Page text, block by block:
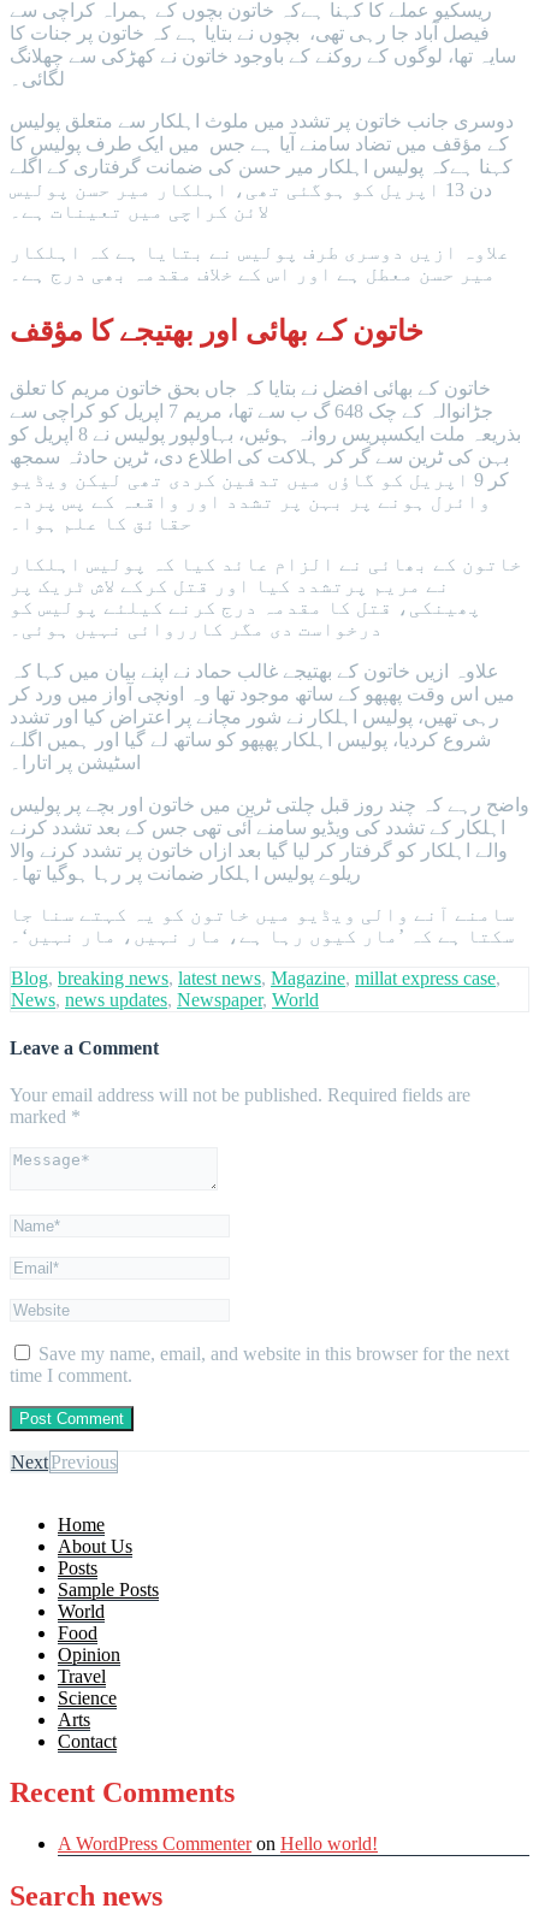
ریسکیو عملے کا کہنا ہےکہ خاتون بچوں کے ہمراہ کراچی سے
فیصل آباد جا رہی تھی، بچوں نے بتایا ہے کہ خاتون پر جنات کا
سایہ تھا، لوگوں کے روکنے کے باوجود خاتون نے کھڑکی سے چھلانگ
لگائی۔
دوسری جانب خاتون پر تشدد میں ملوث اہلکار سے متعلق پولیس
کے مؤقف میں تضاد سامنے آیا ہے جس میں ایک طرف پولیس کا
کہنا ہےکہ پولیس اہلکار میر حسن کی ضمانت گرفتاری کے اگلے
دن 13 اپریل کو ہوگئی تھی، اہلکار میر حسن پولیس
لائن کراچی میں تعینات ہے۔
علاوہ ازیں دوسری طرف پولیس نے بتایا ہے کہ اہلکار
میر حسن معطل ہے اور اس کے خلاف مقدمہ بھی درج ہے۔
خاتون کے بھائی اور بھتیجے کا مؤقف
خاتون کے بھائی افضل نے بتایا کہ جاں بحق خاتون مریم کا تعلق
جڑانوالہ کے چک 648 گ ب سے تھا، مریم 7 اپریل کو کراچی سے
بذریعہ ملت ایکسپریس روانہ ہوئیں، بہاولپور پولیس نے 8 اپریل کو
بہن کی ٹرین سے گر کر ہلاکت کی اطلاع دی، ٹرین حادثہ سمجھ
کر 9 اپریل کو گاؤں میں تدفین کردی تھی لیکن ویڈیو
وائرل ہونے پر بہن پر تشدد اور واقعہ کے پس پردہ
حقائق کا علم ہوا۔
خاتون کے بھائی نے الزام عائد کیا کہ پولیس اہلکار
نے مریم پرتشدد کیا اور قتل کرکے لاش ٹریک پر
پھینکی، قتل کا مقدمہ درج کرنے کیلئے پولیس کو
درخواست دی مگر کارروائی نہیں ہوئی۔
علاوہ ازیں خاتون کے بھتیجے غالب حماد نے اپنے بیان میں کہا کہ
میں اس وقت پھپھو کے ساتھ موجود تھا وہ اونچی آواز میں ورد کر
رہی تھیں، پولیس اہلکار نے شور مچانے پر اعتراض کیا اور تشدد
شروع کردیا، پولیس اہلکار پھپھو کو ساتھ لے گیا اور ہمیں اگلے
اسٹیشن پر اتارا۔
واضح رہے کہ چند روز قبل چلتی ٹرین میں خاتون اور بچے پر پولیس
اہلکار کے تشدد کی ویڈیو سامنے آئی تھی جس کے بعد تشدد کرنے
والے اہلکار کو گرفتار کر لیا گیا بعد ازاں خاتون پر تشدد کرنے والا
ریلوے پولیس اہلکار ضمانت پر رہا ہوگیا تھا۔
سامنے آنے والی ویڈیو میں خاتون کو یہ کہتے سنا جا
سکتا ہے کہ ’مار کیوں رہا ہے، مار نہیں، مار نہیں‘۔
Blog, breaking news, latest news, Magazine, millat express case,
News, news updates, Newspaper, World
Leave a Comment
Your email address will not be published. Required fields are
marked *
Save my name, email, and website in this browser for the next
time I comment.
NextPrevious
Home
About Us
Posts
Sample Posts
World
Food
Opinion
Travel
Science
Arts
Contact
Recent Comments
A WordPress Commenteron Hello world!
Search news